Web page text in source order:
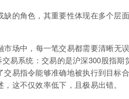
的角色，其重要性体现在多个层
市场中，每一笔交易都需要清晰无
易系统：交易的是沪深300股指
易指令能够准确地被执行到目标
这不仅效率低下，且极易出错。